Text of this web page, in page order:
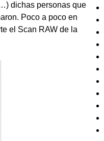
dichas personas que
Poco a poco en
el Scan RAW de la